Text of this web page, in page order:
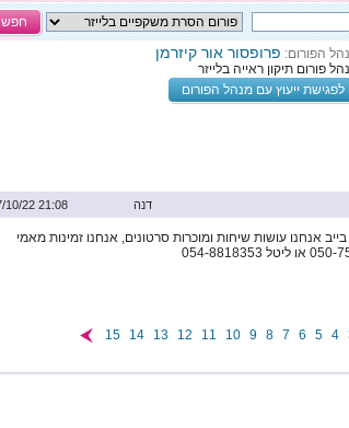
חפש
הפורום: פרופסור אור קיזרמן
פורום תיקון ראייה בלייזר
לפגישת ייעוץ עם מנהל הפורום
21:08 27/10/22 דנה
אנחנו עושות שיחות ומוכרות סרטונים, אנחנו זמינות מאמי
4
5
6
7
8
9
10
11
12
13
14
15